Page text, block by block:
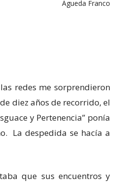
Águeda Franco
redes me sorprendieron
diez años de recorrido, el
y Pertenencia” ponía
La despedida se hacía a
que sus encuentros y